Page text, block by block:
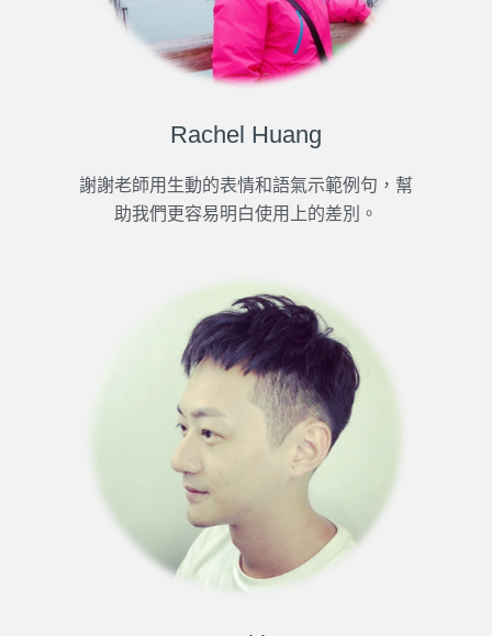
Rachel Huang
謝謝老師用生動的表情和語氣示範例句，幫
助我們更容易明白使用上的差別。